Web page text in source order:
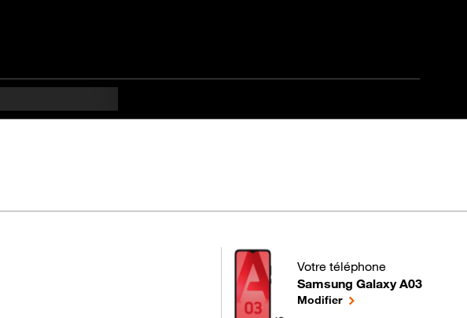
Votre téléphone
Samsung Galaxy A03
pour votre Samsung Galaxy
Modifierle téléphone